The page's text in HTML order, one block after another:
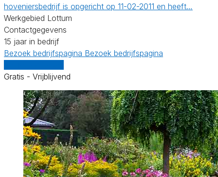
hoveniersbedrijf is opgericht op 11-02-2011 en heeft…
Werkgebied Lottum
Contactgegevens
15 jaar in bedrijf
Bezoek bedrijfspagina Bezoek bedrijfspagina
Gratis - Vrijblijvend